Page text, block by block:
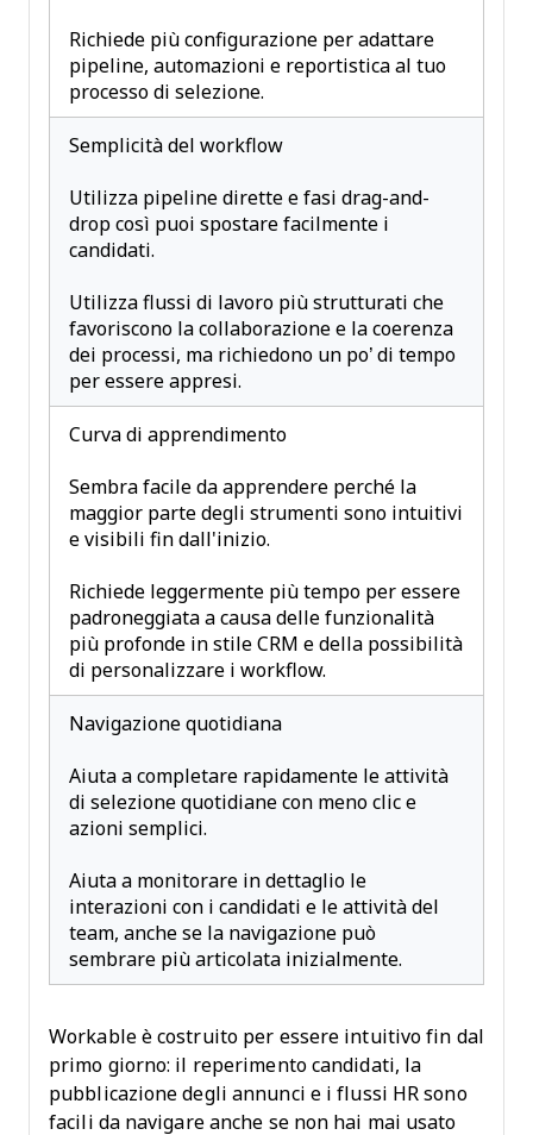
Richiede più configurazione per adattare
pipeline, automazioni e reportistica al tuo
processo di selezione.
Semplicità del workflow
Utilizza pipeline dirette e fasi drag-and-
drop così puoi spostare facilmente i
candidati.
Utilizza flussi di lavoro più strutturati che
favoriscono la collaborazione e la coerenza
dei processi, ma richiedono un po’ di tempo
per essere appresi.
Curva di apprendimento
Sembra facile da apprendere perché la
maggior parte degli strumenti sono intuitivi
e visibili fin dall'inizio.
Richiede leggermente più tempo per essere
padroneggiata a causa delle funzionalità
più profonde in stile CRM e della possibilità
di personalizzare i workflow.
Navigazione quotidiana
Aiuta a completare rapidamente le attività
di selezione quotidiane con meno clic e
azioni semplici.
Aiuta a monitorare in dettaglio le
interazioni con i candidati e le attività del
team, anche se la navigazione può
sembrare più articolata inizialmente.
Workable è costruito per essere intuitivo fin dal
primo giorno: il reperimento candidati, la
pubblicazione degli annunci e i flussi HR sono
facili da navigare anche se non hai mai usato